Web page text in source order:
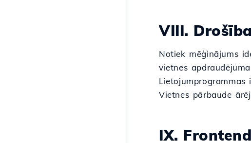
VIII.
Notiek mēģinājums
vietnes
Vietnes pārbaude
IX.